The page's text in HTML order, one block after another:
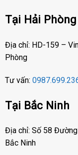
Tại Hải Phòng
Địa chỉ: HD-159 –
Phòng
Tư vấn:
Tại Bắc Ninh
Địa chỉ: Số 58 Đường
Bắc Ninh